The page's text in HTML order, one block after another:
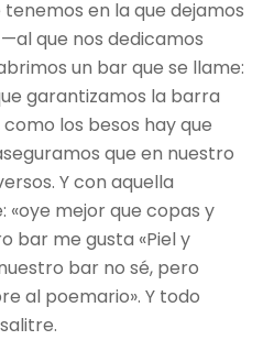
en la que dejamos
que nos dedicamos
un bar que se llame:
garantizamos la barra
los besos hay que
que en nuestro
Y con aquella
«oye mejor que copas y
bar me gusta «Piel y
bar no sé, pero
al poemario». Y todo